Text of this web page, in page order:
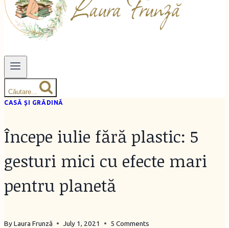
Căutare...
CASĂ ȘI GRĂDINĂ
Începe iulie fără plastic: 5
gesturi mici cu efecte mari
pentru planetă
ByLaura Frunză July 1, 2021 5 Comments